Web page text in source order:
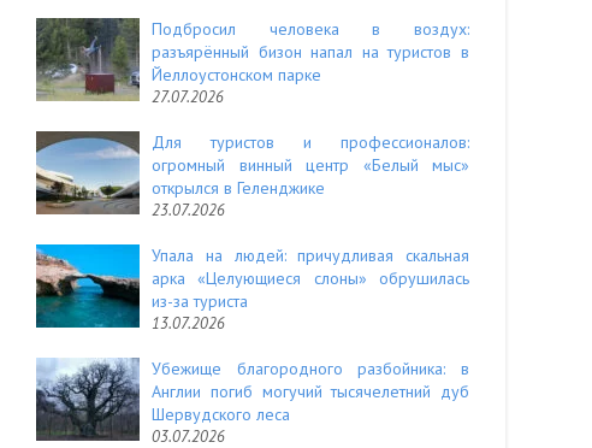
Подбросил человека в воздух:
разъярённый бизон напал на туристов в
Йеллоустонском парке
27.07.2026
Для туристов и профессионалов:
огромный винный центр «Белый мыс»
открылся в Геленджике
23.07.2026
Упала на людей: причудливая скальная
арка «Целующиеся слоны» обрушилась
из-за туриста
13.07.2026
Убежище благородного разбойника: в
Англии погиб могучий тысячелетний дуб
Шервудского леса
03.07.2026